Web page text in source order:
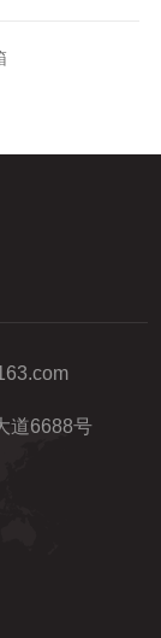
道6688号